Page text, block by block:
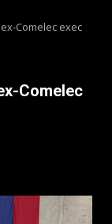
Comelec exec
Comelec